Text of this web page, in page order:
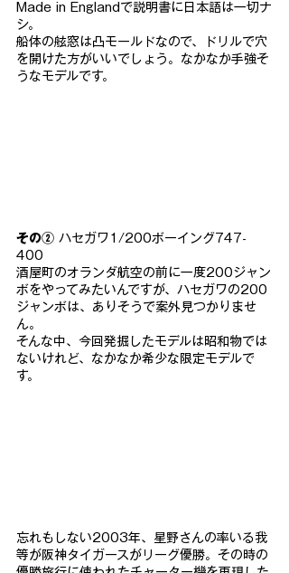
Made in Englandで説明書に日本語は一切ナ
シ。
船体の舷窓は凸モールドなので、ドリルで穴
を開けた方がいいでしょう。なかなか手強そ
うなモデルです。
その② ハセガワ1/200ボーイング747-
400
酒屋町のオランダ航空の前に一度200ジャン
ボをやってみたいんですが、ハセガワの200
ジャンボは、ありそうで案外見つかりませ
ん。
そんな中、今回発掘したモデルは昭和物では
ないけれど、なかなか希少な限定モデルで
す。
忘れもしない2003年、星野さんの率いる我
等が阪神タイガースがリーグ優勝。その時の